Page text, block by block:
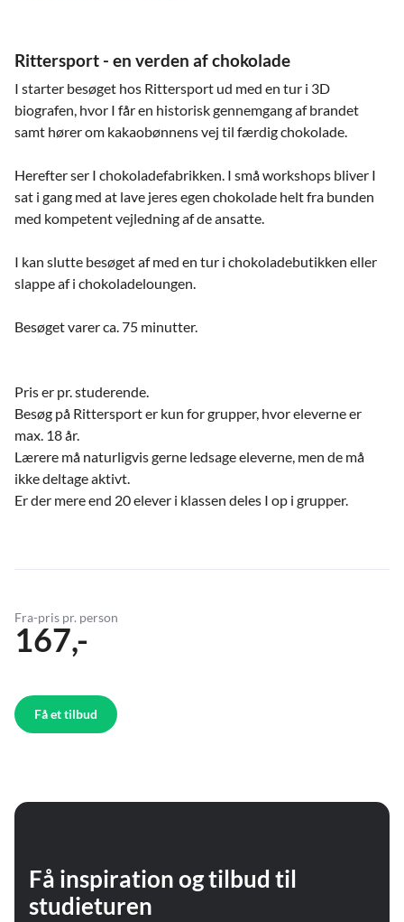
Rittersport - en verden af chokolade
I starter besøget hos Rittersport ud med en tur i 3D
biografen, hvor I får en historisk gennemgang af brandet
samt hører om kakaobønnens vej til færdig chokolade.
Herefter ser I chokoladefabrikken. I små workshops bliver I
sat i gang med at lave jeres egen chokolade helt fra bunden
med kompetent vejledning af de ansatte.
I kan slutte besøget af med en tur i chokoladebutikken eller
slappe af i chokoladeloungen.
Besøget varer ca. 75 minutter.
Pris er pr. studerende.
Besøg på Rittersport er kun for grupper, hvor eleverne er
max. 18 år.
Lærere må naturligvis gerne ledsage eleverne, men de må
ikke deltage aktivt.
Er der mere end 20 elever i klassen deles I op i grupper.
Fra-pris pr. person
167,-
Få et tilbud
Få inspiration og tilbud til
studieturen